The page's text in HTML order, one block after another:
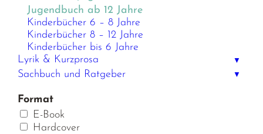
Jugendbuch ab 12 Jahre
Kinderbücher 6 – 8 Jahre
Kinderbücher 8 – 12 Jahre
Kinderbücher bis 6 Jahre
Lyrik & Kurzprosa
▼
Sachbuch und Ratgeber ▼
Format
E-Book
Hardcover